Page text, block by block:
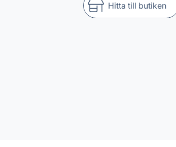
Hitta till butiken